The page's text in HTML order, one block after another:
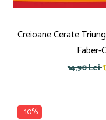
Creioane Cerate
Faber-
14,90 Lei
-10%